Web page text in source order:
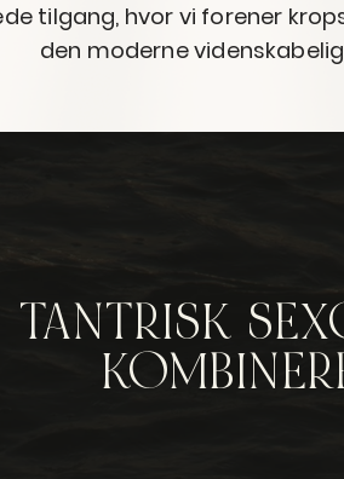
tilgang, hvor vi forener
den moderne
TANTRISK